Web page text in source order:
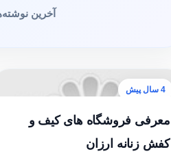
آخرین
4 سال پیش
معرفی فروشگاه های کیف و
کفش زنانه ارزان